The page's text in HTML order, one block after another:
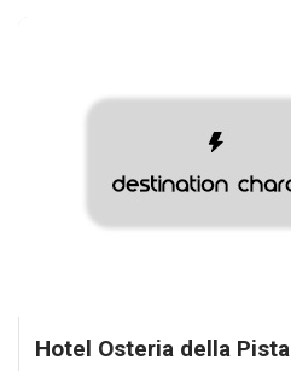
Hotel Osteria della Pista